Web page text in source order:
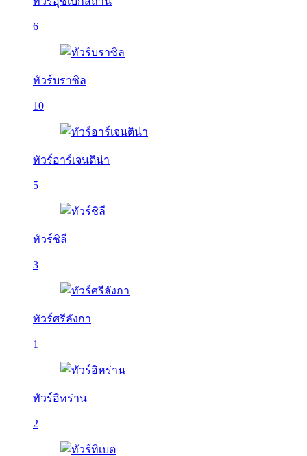
6
ทัวร์บราซิล
10
ทัวร์อาร์เจนติน่า
5
ทัวร์ชิลี
3
ทัวร์ศรีลังกา
1
ทัวร์อิหร่าน
2